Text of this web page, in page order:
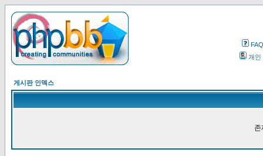
FAQ
개인
게시판 인덱스
존